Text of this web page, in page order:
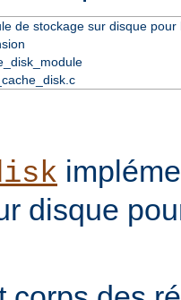
de stockage sur disque
disque